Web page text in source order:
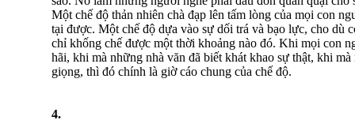
Một chế độ thản nhiên chà đạp lên tấm lòng của mọi con
tại được. Một chế độ dựa vào sự dối trá và bạo lực, cho dù
chỉ khống chế được một thời khoảng nào đó. Khi mọi con
hãi, khi mà những nhà văn đã biết khát khao sự thật, khi
giọng, thì đó chính là giờ cáo chung của chế độ.
4.